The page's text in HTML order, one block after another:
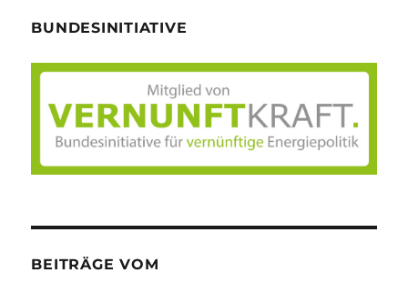
BUNDESINITIATIVE
BEITRÄGE VOM